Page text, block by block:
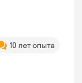
10 лет опыта